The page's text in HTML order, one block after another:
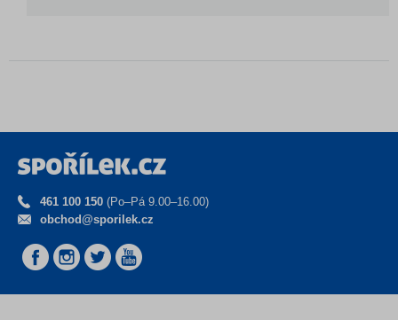
461 100 150 (Po–Pá 9.00–16.00)
obchod@sporilek.cz